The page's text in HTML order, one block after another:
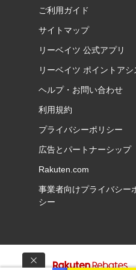
ご利用ガイド
サイトマップ
リーベイツ 公式アプリ
リーベイツ ポイントアシ
ヘルプ・お問い合わせ
利用規約
プライバシーポリシー
広告とパートナーシップ
Rakuten.com
事業者向けプライバシー
シー